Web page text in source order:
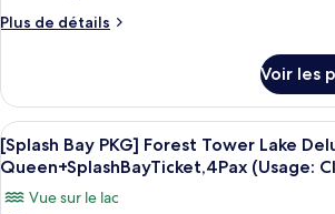
Only)
Bay
Tower
Lake
Deluxe
King
Plus de détails
Plus
le
type
de
chambre
Bay
Voir les
Afficher
toutes
photos
Une
5
[Splash Bay PKG] Forest Tower Lake
Queen+SplashBayTicket,4Pax (Usage:
Vue sur le lac